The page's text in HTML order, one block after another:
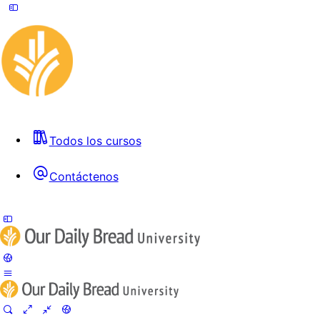
Todos los cursos
Contáctenos
Side
Panel